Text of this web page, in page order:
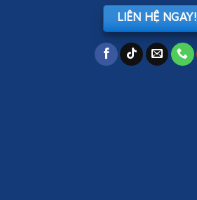
LIÊN HỆ NGAY!